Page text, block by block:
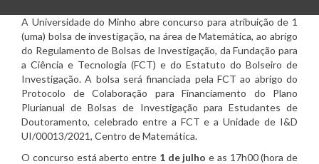
A Universidade do Minho abre concurso para atribuição de 1
(uma) bolsa de investigação, na área de Matemática, ao abrigo
do Regulamento de Bolsas de Investigação, da Fundação para
a Ciência e Tecnologia (FCT) e do Estatuto do Bolseiro de
Investigação. A bolsa será financiada pela FCT ao abrigo do
Protocolo de Colaboração para Financiamento do Plano
Plurianual de Bolsas de Investigação para Estudantes de
Doutoramento, celebrado entre a FCT e a Unidade de I&D
UI/00013/2021, Centro de Matemática.
O concurso está aberto entre 1 de julho e as 17h00 (hora de